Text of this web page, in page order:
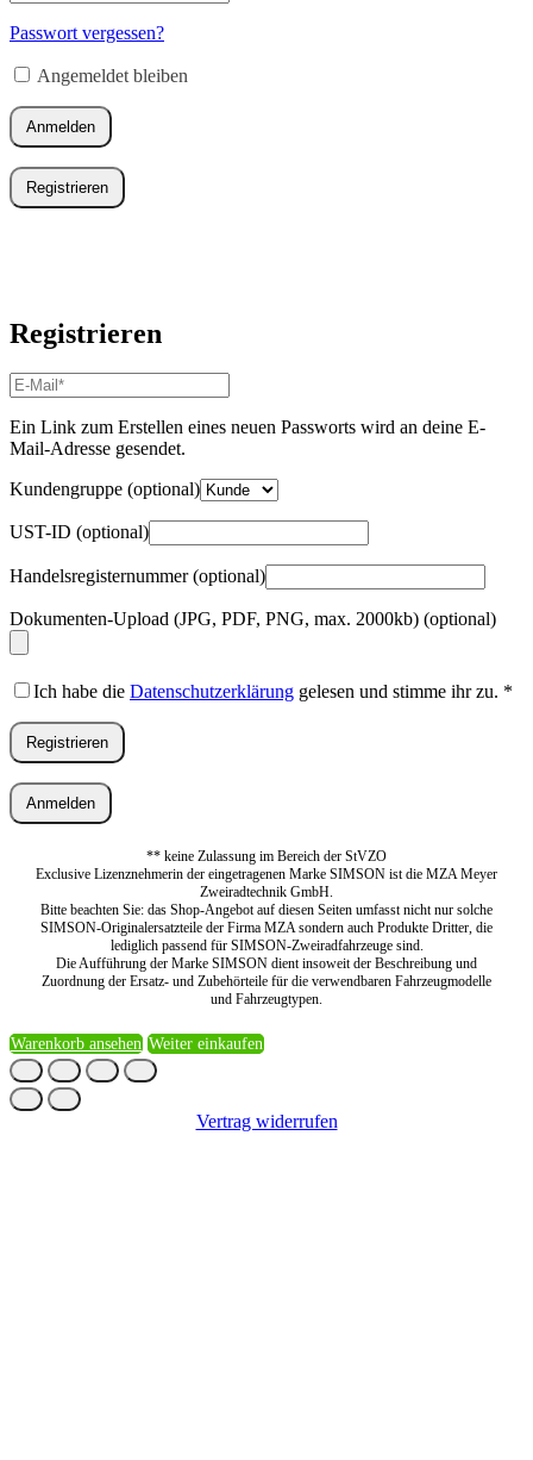
Mail-
Adresse*
Erforderlich
Passwort vergessen?
Angemeldet bleiben
Anmelden
Registrieren
Registrieren
E-
Mail-
Adresse*
Erforderlich
Ein Link zum Erstellen eines neuen Passworts wird an deine E-
Mail-Adresse gesendet.
Kundengruppe (optional)
UST-ID (optional)
Handelsregisternummer(optional)
Dokumenten-Upload (JPG, PDF, PNG, max. 2000kb) (optional)
Ich habe die Datenschutzerklärung gelesen und stimme ihr zu. *
Registrieren
Anmelden
** keine Zulassung im Bereich der StVZO
Exclusive Lizenznehmerin der eingetragenen Marke SIMSON ist die MZA Meyer
Zweiradtechnik GmbH.
Bitte beachten Sie: das Shop-Angebot auf diesen Seiten umfasst nicht nur solche
SIMSON-Originalersatzteile der Firma MZA sondern auch Produkte Dritter, die
lediglich passend für SIMSON-Zweiradfahrzeuge sind.
Die Aufführung der Marke SIMSON dient insoweit der Beschreibung und
Zuordnung der Ersatz- und Zubehörteile für die verwendbaren Fahrzeugmodelle
und Fahrzeugtypen.
Warenkorb ansehen Weiter einkaufen
Vertrag widerrufen